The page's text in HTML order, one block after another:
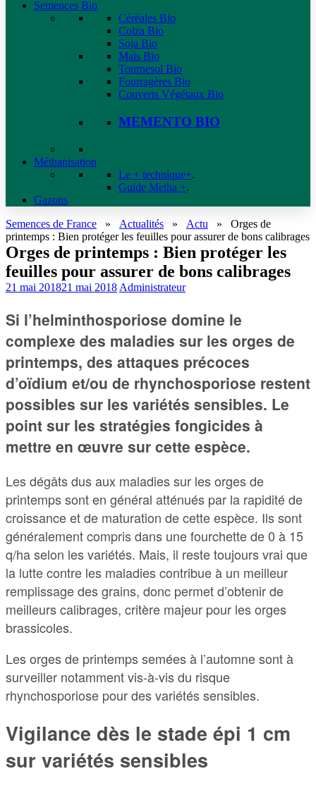
Semences Bio
Céréales Bio
Colza Bio
Soja Bio
Maïs Bio
Tournesol Bio
Fourragères Bio
Couverts Végétaux Bio
MEMENTO BIO
Méthanisation
Le + technique+.
Guide Metha +.
Gazons
Semences de France » Actualités » Actu » Orges de
printemps : Bien protéger les feuilles pour assurer de bons calibrages
Orges de printemps : Bien protéger les
feuilles pour assurer de bons calibrages
21 mai 201821 mai 2018 Administrateur
Si l’helminthosporiose domine le
complexe des maladies sur les orges de
printemps, des attaques précoces
d’oïdium et/ou de rhynchosporiose restent
possibles sur les variétés sensibles. Le
point sur les stratégies fongicides à
mettre en œuvre sur cette espèce.
Les dégâts dus aux maladies sur les orges de
printemps sont en général atténués par la rapidité de
croissance et de maturation de cette espèce. Ils sont
généralement compris dans une fourchette de 0 à 15
q/ha selon les variétés. Mais, il reste toujours vrai que
la lutte contre les maladies contribue à un meilleur
remplissage des grains, donc permet d’obtenir de
meilleurs calibrages, critère majeur pour les orges
brassicoles.
Les orges de printemps semées à l’automne sont à
surveiller notamment vis-à-vis du risque
rhynchosporiose pour des variétés sensibles.
Vigilance dès le stade épi 1 cm
sur variétés sensibles